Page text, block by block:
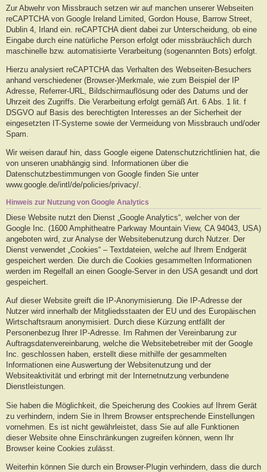
Zur Abwehr von Missbrauch setzen wir auf manchen unserer Webseiten
reCAPTCHA von Google Ireland Limited, Gordon House, Barrow Street,
Dublin 4, Irland ein. reCAPTCHA dient dabei zur Unterscheidung, ob eine
Eingabe durch eine natürliche Person erfolgt oder missbräuchlich durch
maschinelle bzw. automatisierte Verarbeitung (sogenannten Bots) erfolgt.
Hierzu analysiert reCAPTCHA das Verhalten des Webseiten-Besuchers
anhand verschiedener (Browser-)Merkmale, wie zum Beispiel der IP
Adresse, Referrer-URL, Bildschirmauflösung oder des Datums und der
Uhrzeit des Zugriffs. Die Verarbeitung erfolgt gemäß Art. 6 Abs. 1 lit. f
DSGVO auf Basis des berechtigten Interesses an der Sicherheit der
eingesetzten IT-Systeme sowie der Vermeidung von Missbrauch und/oder
Spam.
Wir weisen darauf hin, dass Google eigene Datenschutzrichtlinien hat, die
von unseren unabhängig sind. Informationen über die
Datenschutzbestimmungen von Google finden Sie unter
www.google.de/intl/de/policies/privacy/.
Hinweis zur Nutzung von Google Analytics
Diese Website nutzt den Dienst „Google Analytics“, welcher von der
Google Inc. (1600 Amphitheatre Parkway Mountain View, CA 94043, USA)
angeboten wird, zur Analyse der Websitebenutzung durch Nutzer. Der
Dienst verwendet „Cookies“ – Textdateien, welche auf Ihrem Endgerät
gespeichert werden. Die durch die Cookies gesammelten Informationen
werden im Regelfall an einen Google-Server in den USA gesandt und dort
gespeichert.
Auf dieser Website greift die IP-Anonymisierung. Die IP-Adresse der
Nutzer wird innerhalb der Mitgliedsstaaten der EU und des Europäischen
Wirtschaftsraum anonymisiert. Durch diese Kürzung entfällt der
Personenbezug Ihrer IP-Adresse. Im Rahmen der Vereinbarung zur
Auftragsdatenvereinbarung, welche die Websitebetreiber mit der Google
Inc. geschlossen haben, erstellt diese mithilfe der gesammelten
Informationen eine Auswertung der Websitenutzung und der
Websiteaktivität und erbringt mit der Internetnutzung verbundene
Dienstleistungen.
Sie haben die Möglichkeit, die Speicherung des Cookies auf Ihrem Gerät
zu verhindern, indem Sie in Ihrem Browser entsprechende Einstellungen
vornehmen. Es ist nicht gewährleistet, dass Sie auf alle Funktionen
dieser Website ohne Einschränkungen zugreifen können, wenn Ihr
Browser keine Cookies zulässt.
Weiterhin können Sie durch ein Browser-Plugin verhindern, dass die durch